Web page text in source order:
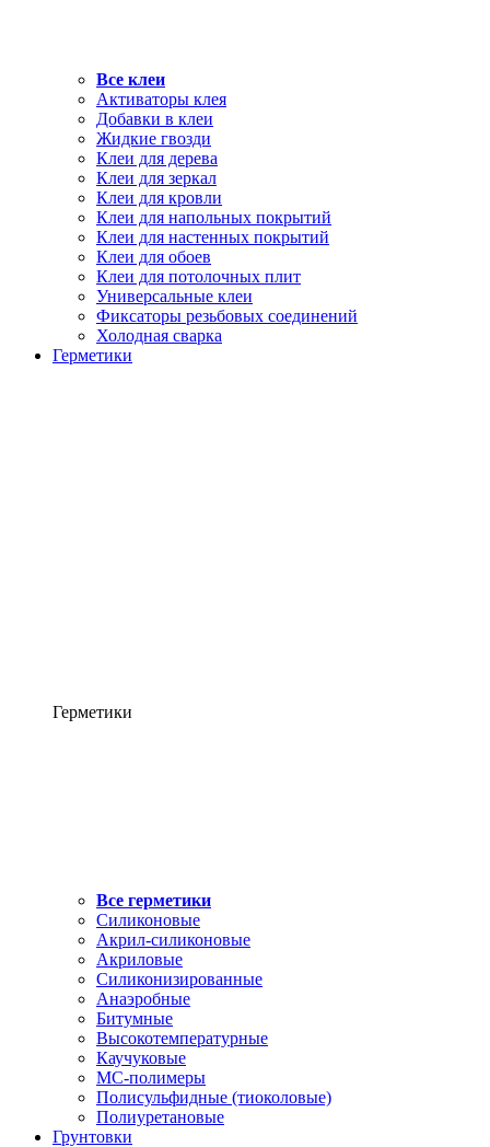
Все клеи
Активаторы клея
Добавки в клеи
Жидкие гвозди
Клеи для дерева
Клеи для зеркал
Клеи для кровли
Клеи для напольных покрытий
Клеи для настенных покрытий
Клеи для обоев
Клеи для потолочных плит
Универсальные клеи
Фиксаторы резьбовых соединений
Холодная сварка
Герметики
Герметики
Все герметики
Силиконовые
Акрил-силиконовые
Акриловые
Силиконизированные
Анаэробные
Битумные
Высокотемпературные
Каучуковые
МС-полимеры
Полисульфидные (тиоколовые)
Полиуретановые
Грунтовки